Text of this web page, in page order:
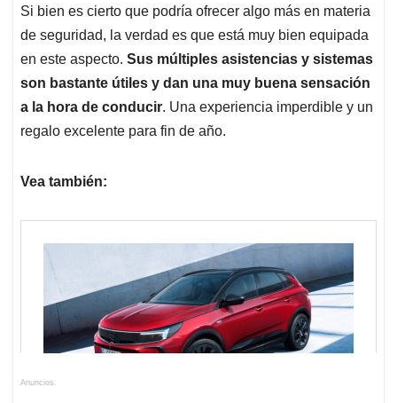
Si bien es cierto que podría ofrecer algo más en materia
de seguridad, la verdad es que está muy bien equipada
en este aspecto. Sus múltiples asistencias y sistemas
son bastante útiles y dan una muy buena sensación
a la hora de conducir. Una experiencia imperdible y un
regalo excelente para fin de año.
Vea también:
Anuncios.